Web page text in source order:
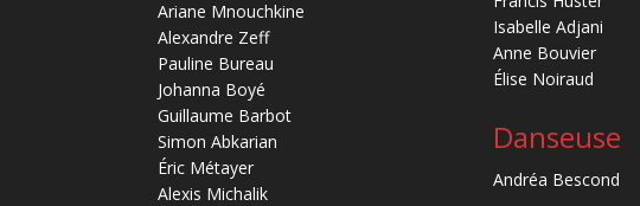
Ariane Mnouchkine
Alexandre Zeff
Pauline Bureau
Johanna Boyé
Guillaume Barbot
Simon Abkarian
Éric Métayer
Alexis Michalik
Isabelle Adjani
Anne Bouvier
Élise Noiraud
Danseuse
Andréa Bescond